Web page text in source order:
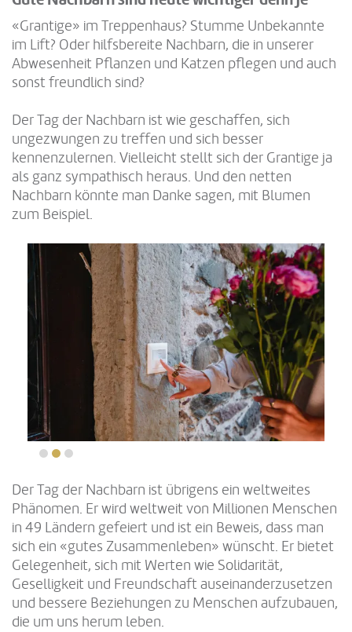
«Grantige» im Treppenhaus? Stumme Unbekannte
im Lift? Oder hilfsbereite Nachbarn, die in unserer
Abwesenheit Pflanzen und Katzen pflegen und auch
sonst freundlich sind?
Der Tag der Nachbarn ist wie geschaffen, sich
ungezwungen zu treffen und sich besser
kennenzulernen. Vielleicht stellt sich der Grantige ja
als ganz sympathisch heraus. Und den netten
Nachbarn könnte man Danke sagen, mit Blumen
zum Beispiel.
Der Tag der Nachbarn ist übrigens ein weltweites
Phänomen. Er wird weltweit von Millionen Menschen
in 49 Ländern gefeiert und ist ein Beweis, dass man
sich ein «gutes Zusammenleben» wünscht. Er bietet
Gelegenheit, sich mit Werten wie Solidarität,
Geselligkeit und Freundschaft auseinanderzusetzen
und bessere Beziehungen zu Menschen aufzubauen,
die um uns herum leben.